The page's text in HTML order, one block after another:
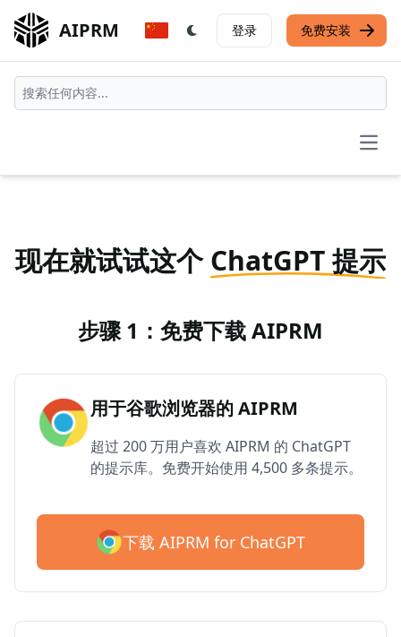
AIPRM 登录 免费安装
现在就试试这个ChatGPT 提示
步骤 1：免费下载 AIPRM
用于谷歌浏览器的 AIPRM
超过 200 万用户喜欢 AIPRM 的 ChatGPT
的提示库。免费开始使用 4,500 多条提示。
下载 AIPRM for ChatGPT